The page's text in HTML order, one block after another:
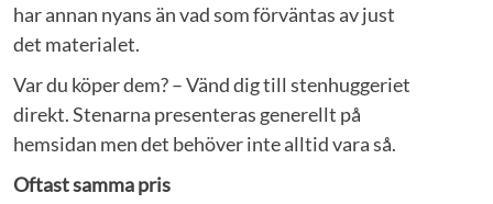
har annan nyans än vad som förväntas av just
det materialet.
Var du köper dem? – Vänd dig till stenhuggeriet
direkt. Stenarna presenteras generellt på
hemsidan men det behöver inte alltid vara så.
Oftast samma pris